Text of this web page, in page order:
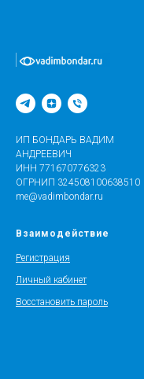
ИП БОНДАРЬ ВАДИМ
АНДРЕЕВИЧ
ИНН 771670776323
ОГРНИП 324508100638510
me@vadimbondar.ru
Взаимодействие
Регистрация
Личный кабинет
Восстановить пароль